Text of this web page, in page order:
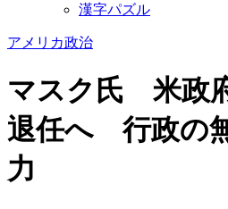
漢字パズル
アメリカ政治
マスク氏 米政
退任へ 行政の
力